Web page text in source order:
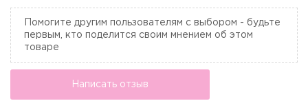
Помогите другим пользователям с выбором - будьте
первым, кто поделится своим мнением об этом
товаре
Написать отзыв